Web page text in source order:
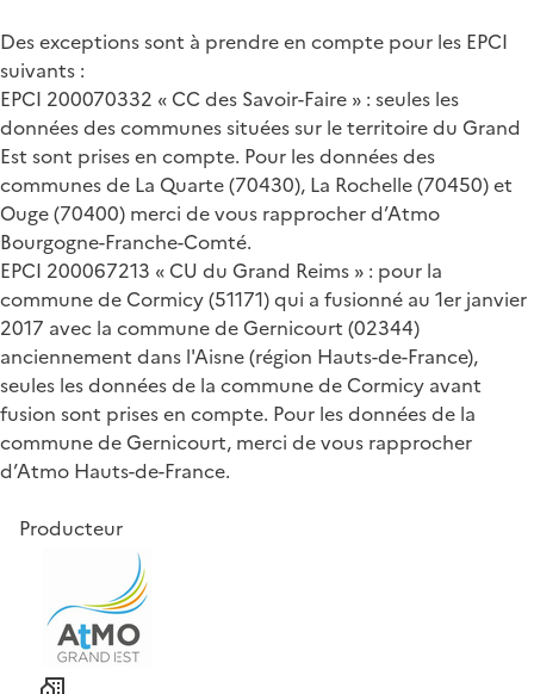
Des exceptions sont à prendre en compte pour les EPCI
suivants :
EPCI 200070332 « CC des Savoir-Faire » : seules les
données des communes situées sur le territoire du Grand
Est sont prises en compte. Pour les données des
communes de La Quarte (70430), La Rochelle (70450) et
Ouge (70400) merci de vous rapprocher d’Atmo
Bourgogne-Franche-Comté.
EPCI 200067213 « CU du Grand Reims » : pour la
commune de Cormicy (51171) qui a fusionné au 1er janvier
2017 avec la commune de Gernicourt (02344)
anciennement dans l'Aisne (région Hauts-de-France),
seules les données de la commune de Cormicy avant
fusion sont prises en compte. Pour les données de la
commune de Gernicourt, merci de vous rapprocher
d’Atmo Hauts-de-France.
Producteur